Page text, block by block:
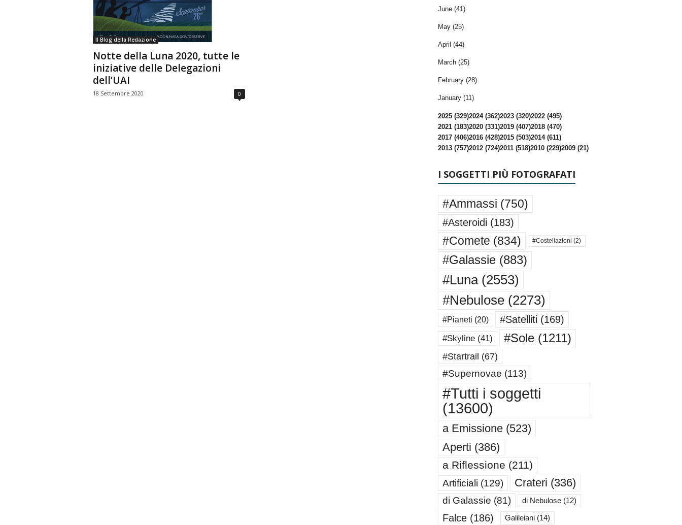
n
o
m
i
a
Il Blog della Redazione
Notte della Luna 2020, tutte le
iniziative delle Delegazioni
dell’UAI
18 Settembre 2020 0
June (41)
May (25)
April (44)
March (25)
February (28)
January (11)
2025 (329)2024 (362)2023 (320)2022 (495)
2021 (183)2020 (331)2019 (407)2018 (470)
2017 (406)2016 (428)2015 (503)2014 (611)
2013 (757)2012 (724)2011 (518)2010 (229)2009 (21)
I SOGGETTI PIÙ FOTOGRAFATI
#Ammassi (750)
#Asteroidi (183)
#Comete (834) #Costellazioni (2)
#Galassie(883)
#Luna(2553)
#Nebulose(2273)
#Pianeti (20) #Satelliti (169)
#Skyline(41) #Sole(1211)
#Startrail (67)
#Supernovae (113)
#Tutti i soggetti
(13600)
a Emissione(523)
Aperti (386)
a Riflessione (211)
Artificiali (129) Crateri (336)
di Galassie (81) di Nebulose(12)
Falce(186) Galileiani(14)